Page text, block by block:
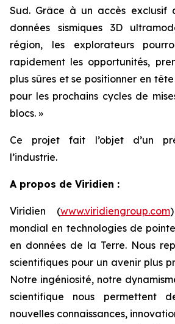
Sud. Grâce à un accès exclusif
données sismiques 3D
région, les explorateurs
rapidement les opportunités,
plus sûres et se positionner en
pour les prochains cycles de
blocs. »
Ce projet fait l’objet d’un
l’industrie.
A propos de Viridien :
Viridien (www.viridiengroup.com
mondial en technologies de
en données de la Terre. Nous
scientifiques pour un avenir plus
Notre ingéniosité, notre
scientifique nous permettent
nouvelles connaissances,